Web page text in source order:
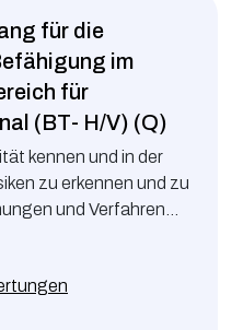
für die
im
für
(BT- H/V) (Q)
kennen und in der
zu erkennen und zu
und Verfahren